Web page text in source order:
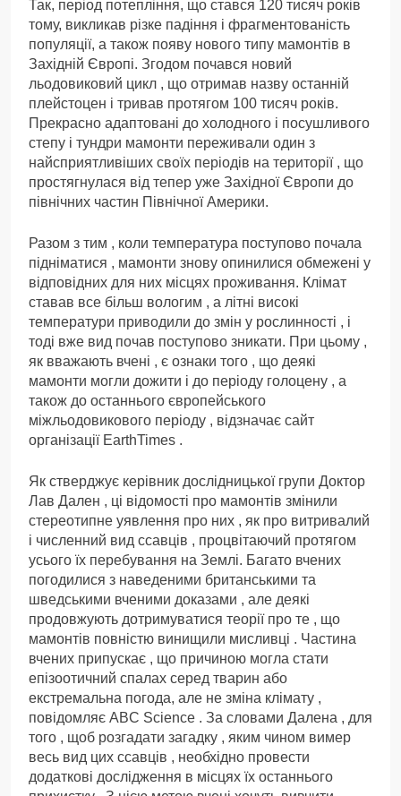
Так, період потепління, що стався 120 тисяч років
тому, викликав різке падіння і фрагментованість
популяції, а також появу нового типу мамонтів в
Західній Європі. Згодом почався новий
льодовиковий цикл , що отримав назву останній
плейстоцен і тривав протягом 100 тисяч років.
Прекрасно адаптовані до холодного і посушливого
степу і тундри мамонти переживали один з
найсприятливіших своїх періодів на території , що
простягнулася від тепер уже Західної Європи до
північних частин Північної Америки.
Разом з тим , коли температура поступово почала
підніматися , мамонти знову опинилися обмежені у
відповідних для них місцях проживання. Клімат
ставав все більш вологим , а літні високі
температури приводили до змін у рослинності , і
тоді вже вид почав поступово зникати. При цьому ,
як вважають вчені , є ознаки того , що деякі
мамонти могли дожити і до періоду голоцену , а
також до останнього європейського
міжльодовикового періоду , відзначає сайт
організації EarthTimes .
Як стверджує керівник дослідницької групи Доктор
Лав Дален , ці відомості про мамонтів змінили
стереотипне уявлення про них , як про витривалий
і численний вид ссавців , процвітаючий протягом
усього їх перебування на Землі. Багато вчених
погодилися з наведеними британськими та
шведськими вченими доказами , але деякі
продовжують дотримуватися теорії про те , що
мамонтів повністю винищили мисливці . Частина
вчених припускає , що причиною могла стати
епізоотичний спалах серед тварин або
екстремальна погода, але не зміна клімату ,
повідомляє ABC Science . За словами Далена , для
того , щоб розгадати загадку , яким чином вимер
весь вид цих ссавців , необхідно провести
додаткові дослідження в місцях їх останнього